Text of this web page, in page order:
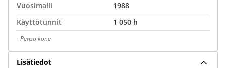
Vuosimalli
1988
Käyttötunnit
1 050 h
-Pensa kone
Lisätiedot